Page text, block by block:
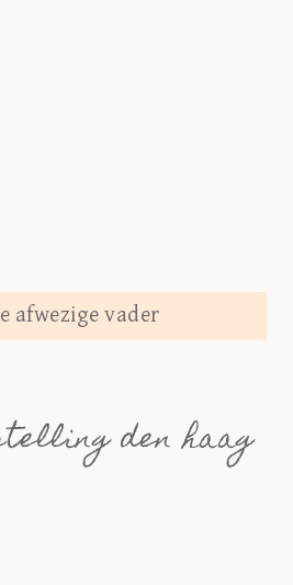
afwezige vader
den haag